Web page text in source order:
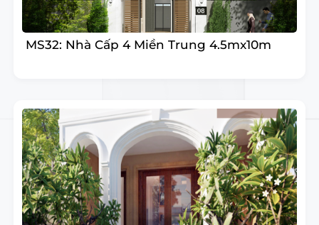
MS32: Nhà Cấp 4 Miền Trung 4.5mx10m